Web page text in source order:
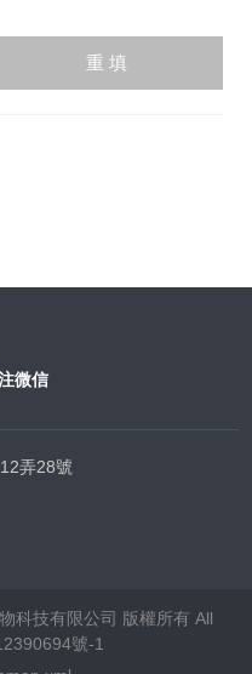
注微信
弄28號
科技有限公司 版權所有 All
號-1